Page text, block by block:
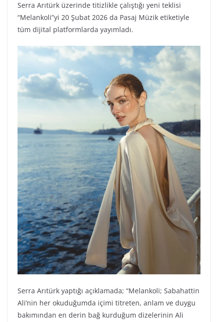
Serra Arıtürk üzerinde titizlikle çalıştığı yeni teklisi
“Melankoli”yi 20 Şubat 2026 da Pasaj Müzik etiketiyle
tüm dijital platformlarda yayımladı.
Serra Arıtürk yaptığı açıklamada; “Melankoli; Sabahattin
Ali’nin her okuduğumda içimi titreten, anlam ve duygu
bakımından en derin bağ kurduğum dizelerinin Ali